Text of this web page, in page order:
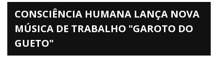
CONSCIÊNCIA HUMANA LANÇA NOVA
MÚSICA DE TRABALHO "GAROTO DO
GUETO"